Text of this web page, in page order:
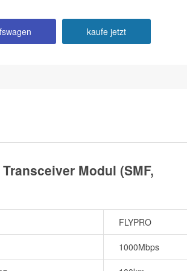
kaufe jetzt
Modul (SMF,
FLYPRO
1000Mbps